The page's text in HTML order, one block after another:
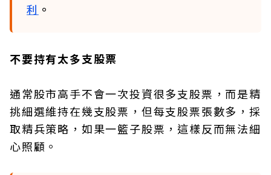
利 。
不要持有太多支股票
通常股市高手不會一次投資很多支股票，而是精
挑細選維持在幾支股票，但每支股票張數多，採
取精兵策略，如果一籃子股票，這樣反而無法細
心照顧。